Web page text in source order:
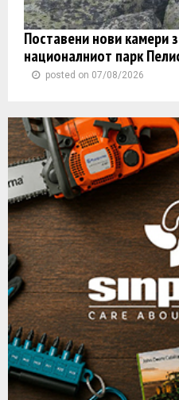
Поставени нови камери
националниот парк
posted on 07/08/2026